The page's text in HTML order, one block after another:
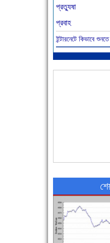
আজ বিশিষ্ট শিক্ষাবিদ
৪৬তম মৃত্যুবার্ষিকী
প্রত্যুষা
প্রবাহ
ইন্টারনেটে কিভাবে